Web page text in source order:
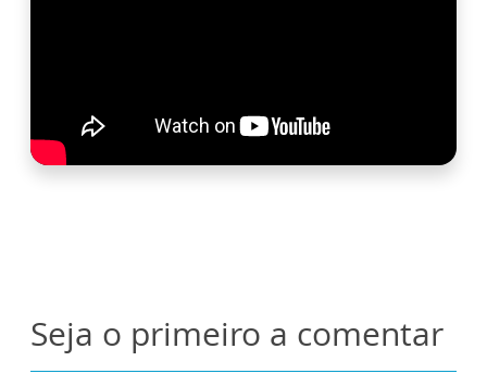
Seja o primeiro a comentar